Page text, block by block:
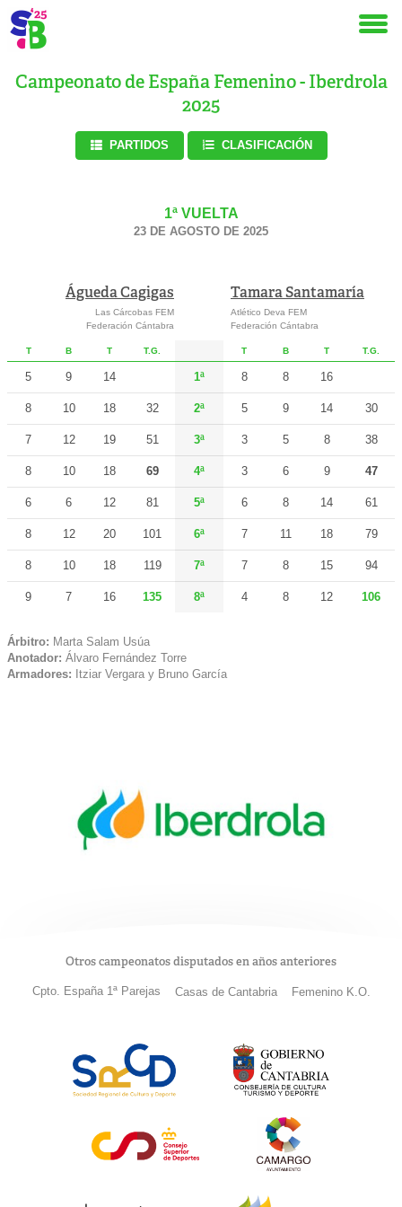
Campeonato de España Femenino - Iberdrola
2025
PARTIDOS CLASIFICACIÓN
1ª VUELTA
23 DE AGOSTO DE 2025
Águeda Cagigas
Las Cárcobas FEM
Federación Cántabra
Tamara Santamaría
Atlético Deva FEM
Federación Cántabra
T B T T.G. T B T T.G.
5 9 14 1ª 8 8 16
8 10 18 32 2ª 5 9 14 30
7 12 19 51 3ª 3 5 8 38
8 10 18 69 4ª 3 6 9 47
6 6 12 81 5ª 6 8 14 61
8 12 20 101 6ª 7 11 18 79
8 10 18 119 7ª 7 8 15 94
9 7 16 135 8ª 4 8 12 106
Árbitro: Marta Salam Usúa
Anotador: Álvaro Fernández Torre
Armadores: Itziar Vergara y Bruno García
Otros campeonatos disputados en años anteriores
Cpto. España 1ª Parejas Casas de Cantabria Femenino K.O.